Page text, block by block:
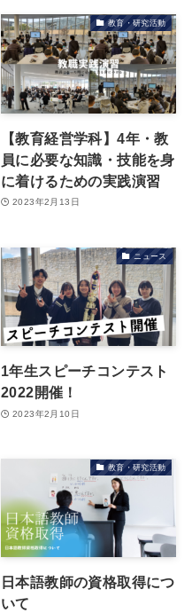
教育・研究活動
【教育経営学科】4年・教
員に必要な知識・技能を身
に着けるための実践演習
2023年2月13日
ニュース
1年生スピーチコンテスト
2022開催！
2023年2月10日
教育・研究活動
日本語教師の資格取得につ
いて